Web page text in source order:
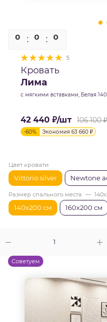
0 0 0
5
Кровать
Лима
с мягкими вставками, Белая
42 440 ₽/шт 106 100₽
-60% Экономия 63 660 ₽
Цвет кровати
Vittorio silver Newtone
Размер спального места —
140х200 см 160х200 см
Советуем